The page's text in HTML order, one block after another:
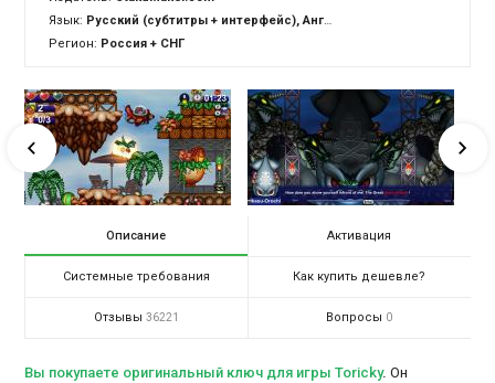
Язык: Русский (субтитры + интерфейс), Английский (субтитры + интерфейс)
Регион: Россия + СНГ
Описание Активация
Системные требования Как купить дешевле?
Отзывы 36221 Вопросы 0
Вы покупаете оригинальный ключ для игры Toricky. Он